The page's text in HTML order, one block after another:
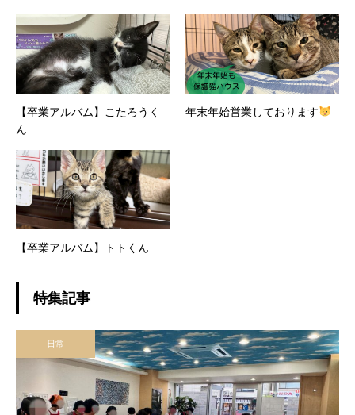
【卒業アルバム】こたろうく
ん
年末年始営業しております
【卒業アルバム】トトくん
特集記事
日常